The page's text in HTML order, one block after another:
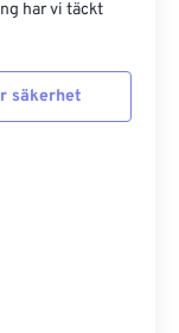
har vi täckt
säkerhet